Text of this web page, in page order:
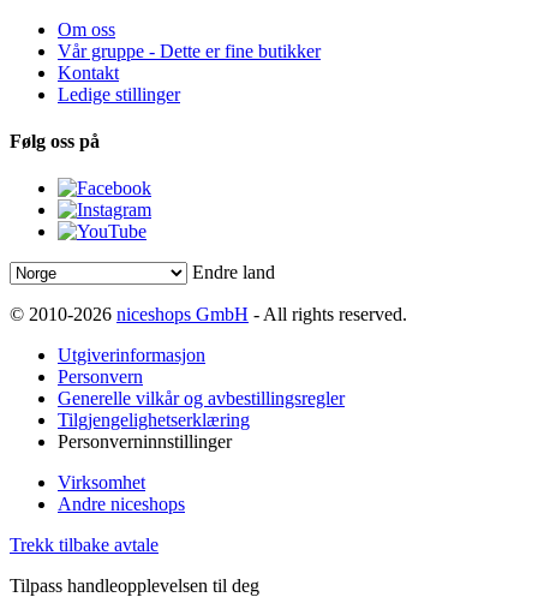
Om oss
Vår gruppe - Dette er fine butikker
Kontakt
Ledige stillinger
Følg oss på
Endre land
© 2010-2026 niceshops GmbH - All rights reserved.
Utgiverinformasjon
Personvern
Generelle vilkår og avbestillingsregler
Tilgjengelighetserklæring
Personverninnstillinger
Virksomhet
Andre niceshops
Trekk tilbake avtale
Tilpass handleopplevelsen til deg